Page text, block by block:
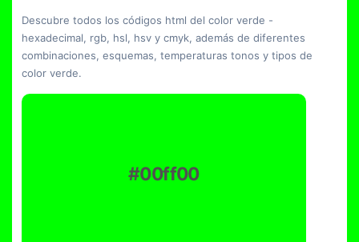
Descubre todos los códigos html del color verde -
hexadecimal, rgb, hsl, hsv y cmyk, además de diferentes
combinaciones, esquemas, temperaturas tonos y tipos de
color verde.
#00ff00